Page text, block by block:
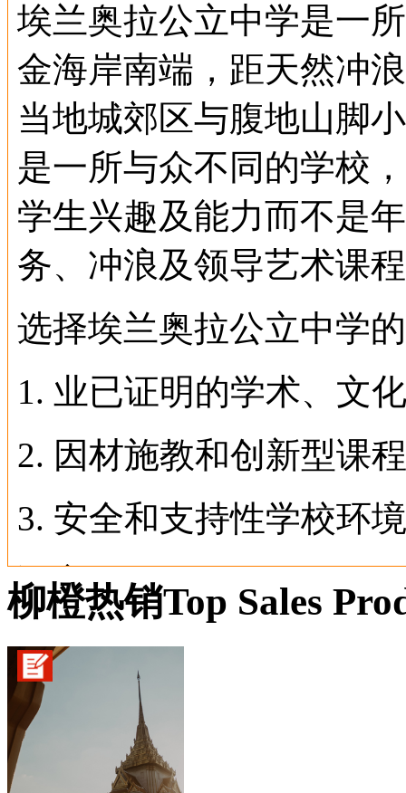
埃兰奥拉公立中学是一
金海岸南端，距天然冲
当地城郊区与腹地山脚
是一所与众不同的学校
学生兴趣及能力而不是
务、冲浪及领导艺术课
选择埃兰奥拉公立中学
1. 业已证明的学术、文
2. 因材施教和创新型课程
3. 安全和支持性学校环境
语言
1. 日语 Japanee
2. 德语German
学校设施
柳橙热销Top Sales